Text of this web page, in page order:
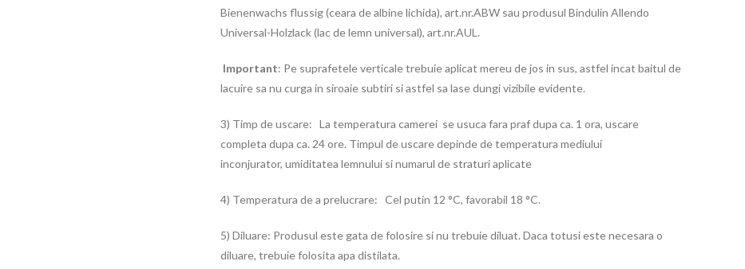
Bienenwachs flussig (ceara de albine lichida), art.nr.ABW sau produsul Bindulin Allendo
Universal-Holzlack (lac de lemn universal), art.nr.AUL.
Important: Pe suprafetele verticale trebuie aplicat mereu de jos in sus, astfel incat baitul de
lacuire sa nu curga in siroaie subtiri si astfel sa lase dungi vizibile evidente.
3) Timp de uscare: La temperatura camerei se usuca fara praf dupa ca. 1 ora, uscare
completa dupa ca. 24 ore. Timpul de uscare depinde de temperatura mediului
inconjurator, umiditatea lemnului si numarul de straturi aplicate
4) Temperatura de a prelucrare: Cel putin 12 °C, favorabil 18 °C.
5) Diluare: Produsul este gata de folosire si nu trebuie diluat. Daca totusi este necesara o
diluare, trebuie folosita apa distilata.